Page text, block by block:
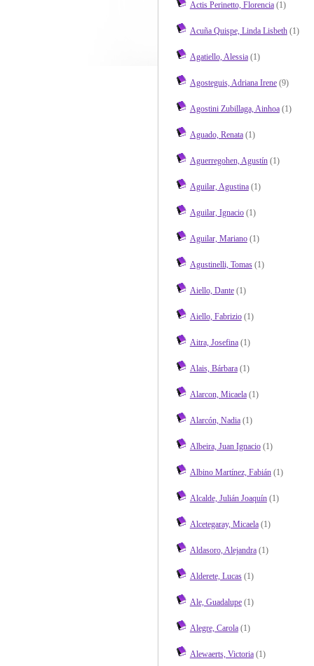
Actis Perinetto, Florencia(1)
Acuña Quispe, Linda Lisbeth(1)
Agatiello, Alessia(1)
Agosteguis, Adriana Irene(9)
Agostini Zubillaga, Ainhoa(1)
Aguado, Renata(1)
Aguerregohen, Agustín(1)
Aguilar, Agustina(1)
Aguilar, Ignacio(1)
Aguilar, Mariano(1)
Agustinelli, Tomas(1)
Aiello, Dante(1)
Aiello, Fabrizio(1)
Aitra, Josefina(1)
Alais, Bárbara(1)
Alarcon, Micaela(1)
Alarcón, Nadia(1)
Albeira, Juan Ignacio(1)
Albino Martínez, Fabián(1)
Alcalde, Julián Joaquín(1)
Alcetegaray, Micaela(1)
Aldasoro, Alejandra(1)
Alderete, Lucas(1)
Ale, Guadalupe(1)
Alegre, Carola(1)
Alewaerts, Victoria(1)